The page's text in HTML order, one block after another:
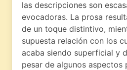
las descripciones son
evocadoras. La prosa
de un toque distintivo,
supuesta relación con los
acaba siendo superficial y
pesar de algunos aspectos